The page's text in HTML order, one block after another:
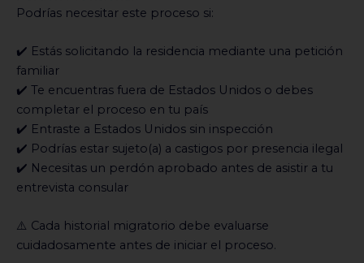
Podrías necesitar este proceso si:
✔️ Estás solicitando la residencia mediante una petición
familiar
✔️ Te encuentras fuera de Estados Unidos o debes
completar el proceso en tu país
✔️ Entraste a Estados Unidos sin inspección
✔️ Podrías estar sujeto(a) a castigos por presencia ilegal
✔️ Necesitas un perdón aprobado antes de asistir a tu
entrevista consular
⚠️ Cada historial migratorio debe evaluarse
cuidadosamente antes de iniciar el proceso.